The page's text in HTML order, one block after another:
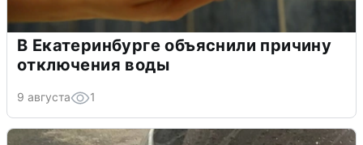
В Екатеринбурге объяснили причину
отключения воды
9 августа 1